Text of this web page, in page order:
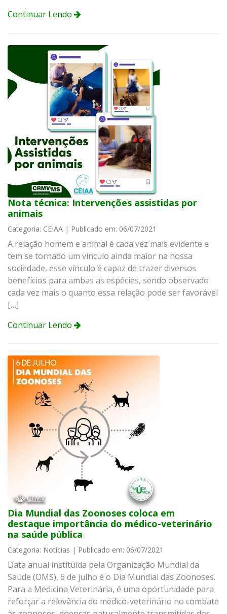
Continuar Lendo
Nota técnica: Intervenções assistidas por
animais
Categoria: CEIAA | Publicado em: 06/07/2021
A relação homem e animal é cada vez mais evidente e
tem se tornado um vínculo ainda maior na nossa
sociedade, esse vínculo é capaz de trazer diversos
benefícios para ambas as espécies, sendo observado
cada vez mais o quanto essa relação pode ser favorável
[…]
Continuar Lendo
Dia Mundial das Zoonoses coloca em
destaque importância do médico-veterinário
na saúde pública
Categoria: Notícias | Publicado em: 06/07/2021
Data anual instituída pela Organização Mundial da
Saúde (OMS), 6 de julho é o Dia Mundial das Zoonoses.
Para a Medicina Veterinária, é uma oportunidade para
reforçar a relevância do médico-veterinário no combate